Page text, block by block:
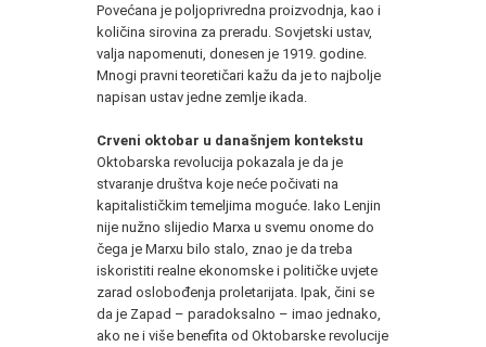
Povećana je poljoprivredna proizvodnja, kao i
količina sirovina za preradu. Sovjetski ustav,
valja napomenuti, donesen je 1919. godine.
Mnogi pravni teoretičari kažu da je to najbolje
napisan ustav jedne zemlje ikada.
Crveni oktobar u današnjem kontekstu
Oktobarska revolucija pokazala je da je
stvaranje društva koje neće počivati na
kapitalističkim temeljima moguće. Iako Lenjin
nije nužno slijedio Marxa u svemu onome do
čega je Marxu bilo stalo, znao je da treba
iskoristiti realne ekonomske i političke uvjete
zarad oslobođenja proletarijata. Ipak, čini se
da je Zapad – paradoksalno – imao jednako,
ako ne i više benefita od Oktobarske revolucije